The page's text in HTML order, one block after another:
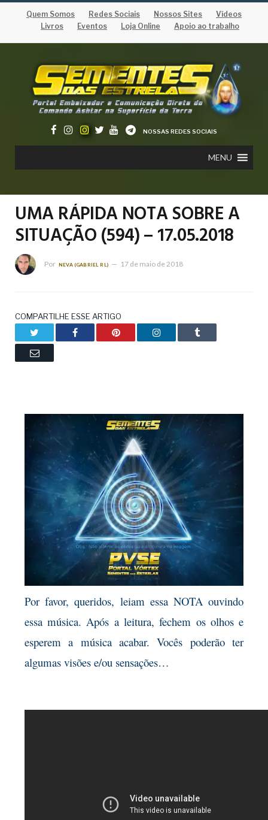
Quem Somos Redes Sociais Nossos Sites
Vídeos
Livros
Eventos Loja Online Apoio ao trabalho
NOSSAS REDES SOCIAIS
MENU
UMA RÁPIDA NOTA SOBRE A
SITUAÇÃO (594) – 17.05.2018
Por NEVA (GABRIEL RL) 17 de maio de 2018
COMPARTILHE ESSE ARTIGO
Facebook Pinterest LinkedIn Tumblr
Email
Por favor, queridos, leiam essa NOTA ouvindo
essa música. Após a leitura, fechem os olhos e
esperem a música acabar. Vocês poderão ter
algumas visões e/ou sensações…